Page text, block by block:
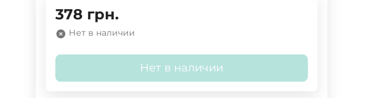
378 грн.
Нет в наличии
Нет в наличии